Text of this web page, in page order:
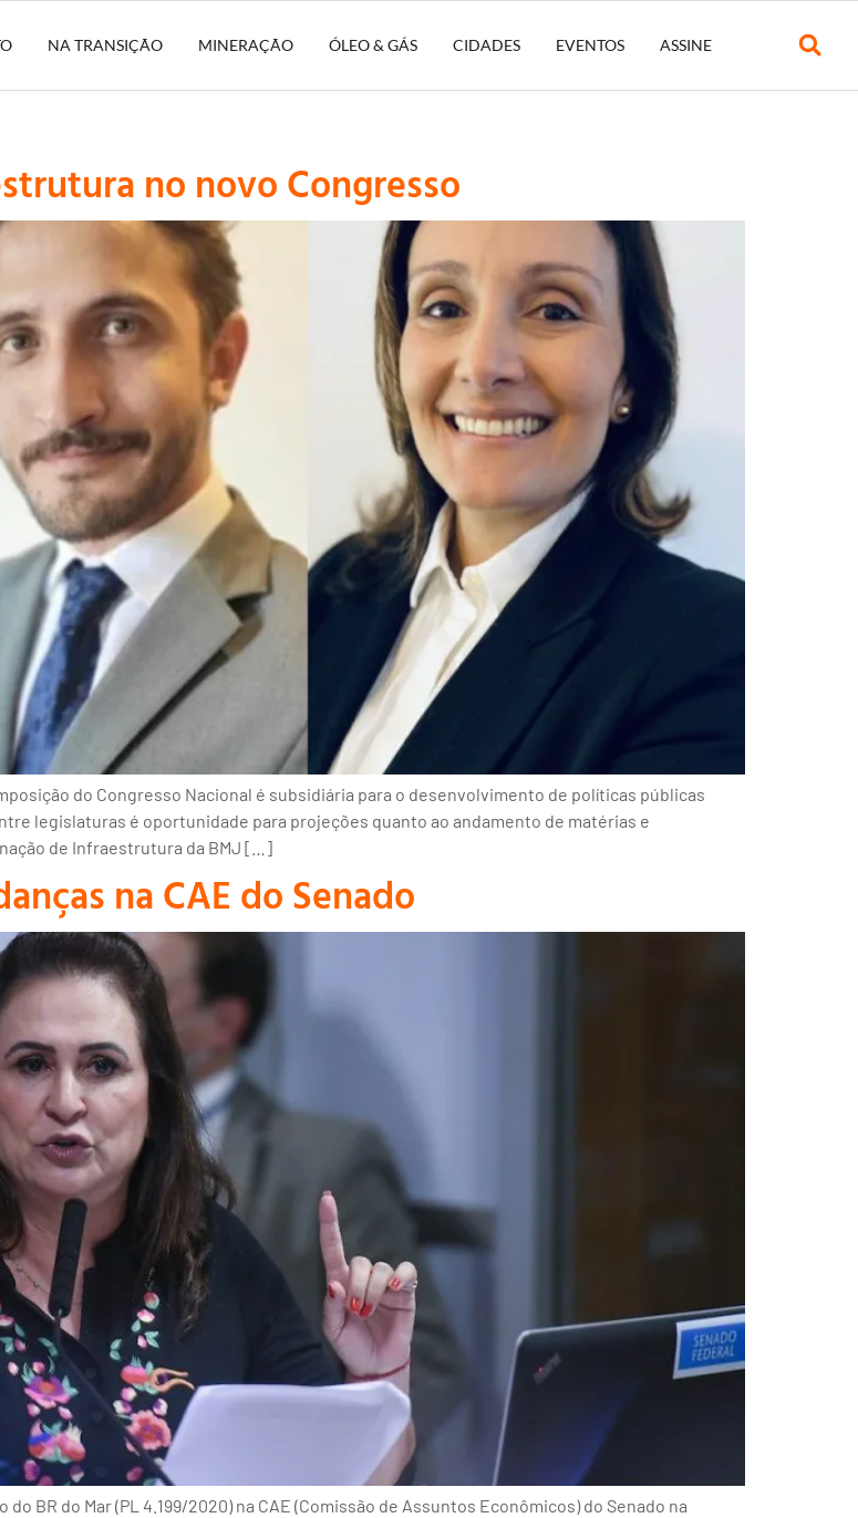
NA TRANSIÇÃO MINERAÇÃO ÓLEO & GÁS CIDADES EVENTOS ASSINE
no novo Congresso
do Congresso Nacional é subsidiária para o desenvolvimento de políticas públicas
legislaturas é oportunidade para projeções quanto ao andamento de matérias e
de Infraestrutura da BMJ […]
na CAE do Senado
BR do Mar (PL 4.199/2020) na CAE (Comissão de Assuntos Econômicos) do Senado na